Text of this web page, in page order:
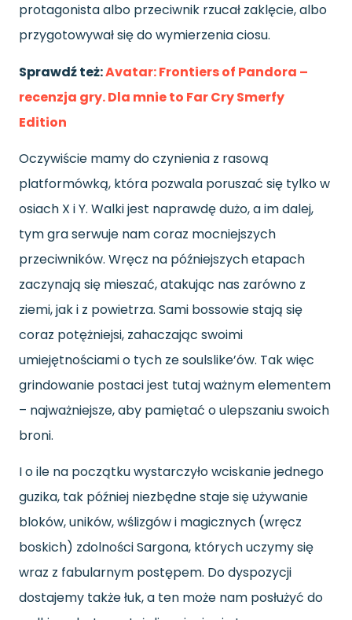
protagonista albo przeciwnik rzucał zaklęcie, albo
przygotowywał się do wymierzenia ciosu.
Sprawdź też:Avatar: Frontiers of Pandora –
recenzja gry. Dla mnie to Far Cry Smerfy
Edition
Oczywiście mamy do czynienia z rasową
platformówką, która pozwala poruszać się tylko w
osiach X i Y. Walki jest naprawdę dużo, a im dalej,
tym gra serwuje nam coraz mocniejszych
przeciwników. Wręcz na późniejszych etapach
zaczynają się mieszać, atakując nas zarówno z
ziemi, jak i z powietrza. Sami bossowie stają się
coraz potężniejsi, zahaczając swoimi
umiejętnościami o tych ze soulslike’ów. Tak więc
grindowanie postaci jest tutaj ważnym elementem
– najważniejsze, aby pamiętać o ulepszaniu swoich
broni.
I o ile na początku wystarczyło wciskanie jednego
guzika, tak później niezbędne staje się używanie
bloków, uników, wślizgów i magicznych (wręcz
boskich) zdolności Sargona, których uczymy się
wraz z fabularnym postępem. Do dyspozycji
dostajemy także łuk, a ten może nam posłużyć do